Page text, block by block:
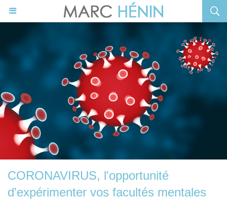
CORONAVIRUS, l'opportunité
d'expérimenter vos facultés mentales